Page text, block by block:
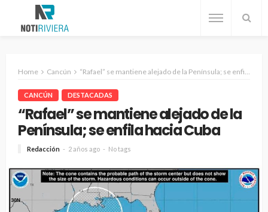
Home Cancún “Rafael” se mantiene alejado de la Península; se enfila hacia Cuba
CANCÚN DESTACADAS
“Rafael” se mantiene alejado de la
Península; se enfila hacia Cuba
Redacción 2 años ago No tags